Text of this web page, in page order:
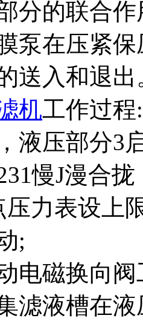
分的联合
泵在压紧
送入和退出
机工作过程:
液压部分3
慢J漫合
力表设上
;
电磁换向
滤液槽在